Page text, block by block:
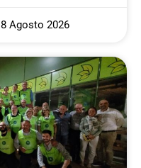
8 Agosto 2026